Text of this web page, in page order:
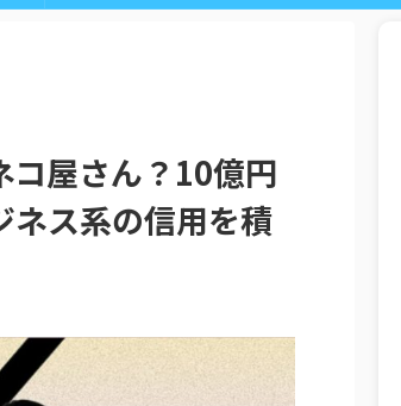
コ屋さん？10億円
ネス系の信用を積